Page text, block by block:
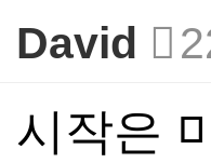
David
본문
시작은